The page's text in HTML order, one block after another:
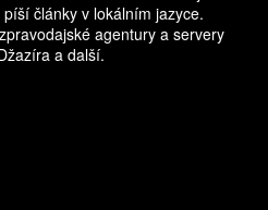
články v lokálním jazyce.
agentury a servery
a další.